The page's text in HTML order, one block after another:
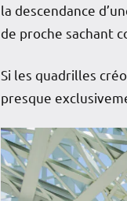
la descendance
de proche sachant
Si les quadrilles
presque